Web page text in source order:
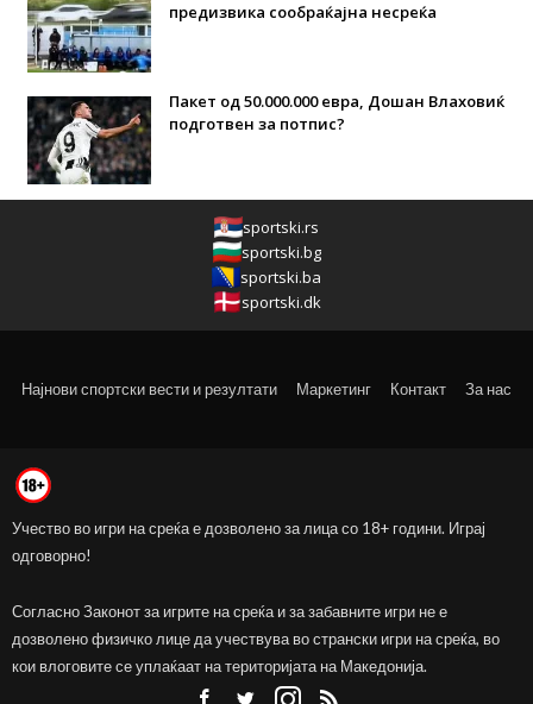
предизвика сообраќајна несреќа
Пакет од 50.000.000 евра, Дошан Влаховиќ
подготвен за потпис?
sportski.rs
sportski.bg
sportski.ba
sportski.dk
Најнови спортски вести и резултати Маркетинг Контакт За нас
Учество во игри на среќа е дозволено за лица со 18+ години. Играј
одговорно!
Согласно Законот за игрите на среќа и за забавните игри не е
дозволено физичко лице да учествува во странски игри на среќа, во
кои влоговите се уплаќаат на територијата на Македонија.